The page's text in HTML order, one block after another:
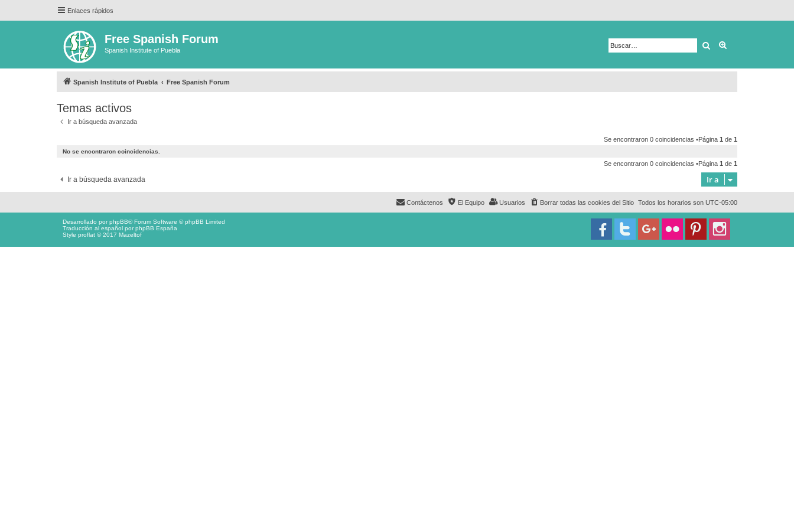
Enlaces rápidos
Free Spanish Forum
Spanish Institute of Puebla Buscar
Spanish Institute of Puebla Free Spanish Forum
Temas activos
Ir a búsqueda avanzada
Se encontraron 0 coincidencias •Página 1 de 1
No se encontraron coincidencias.
Se encontraron 0 coincidencias •Página 1 de 1
Ir a búsqueda avanzada Ir a
Todos los horarios son UTC-05:00
Borrar todas las cookies del Sitio
Usuarios
El Equipo
Contáctenos
Desarrollado porphpBB® Forum Software © phpBB Limited
Traducción al español porphpBB España
Style proflat © 2017 Mazeltof